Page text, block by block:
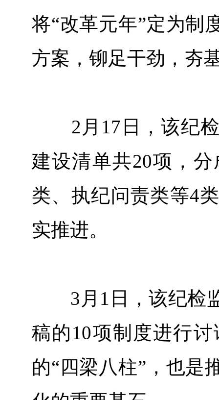
将“改革元年”定为制
方案，铆足干劲，夯
2月17日，该纪检
建设清单共20项，
类、执纪问责类等4
实推进。
3月1日，该纪检监
稿的10项制度进行
的“四梁八柱”，也是